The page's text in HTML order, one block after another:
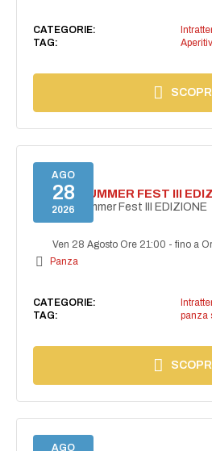
CATEGORIE:
TAG:
SCOPRI
AGO
28
2026
PANZA SUMMER FEST III
PANZA Summer Fest III EDIZIONE
Ven 28 Agosto Ore 21:00 -fino a
Panza
CATEGORIE:
TAG:
panza
SCOPRI
AGO